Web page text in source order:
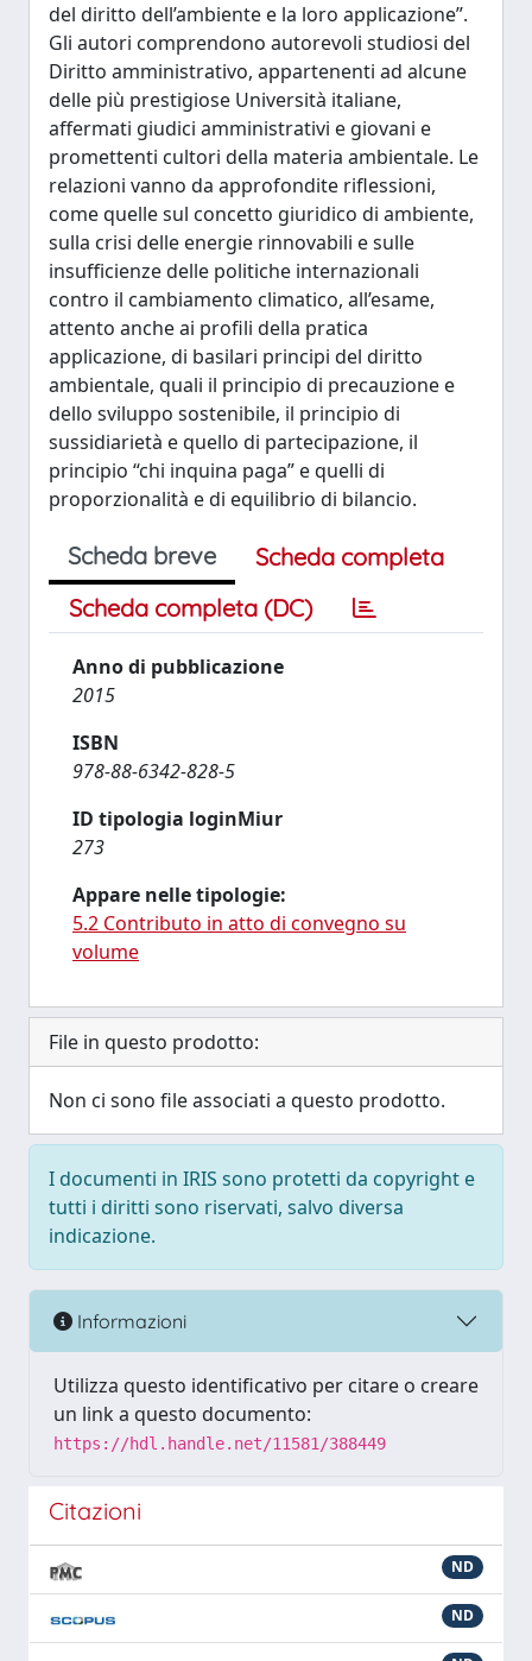
del diritto dell’ambiente e la loro applicazione”.
Gli autori comprendono autorevoli studiosi del
Diritto amministrativo, appartenenti ad alcune
delle più prestigiose Università italiane,
affermati giudici amministrativi e giovani e
promettenti cultori della materia ambientale. Le
relazioni vanno da approfondite riflessioni,
come quelle sul concetto giuridico di ambiente,
sulla crisi delle energie rinnovabili e sulle
insufficienze delle politiche internazionali
contro il cambiamento climatico, all’esame,
attento anche ai profili della pratica
applicazione, di basilari principi del diritto
ambientale, quali il principio di precauzione e
dello sviluppo sostenibile, il principio di
sussidiarietà e quello di partecipazione, il
principio “chi inquina paga” e quelli di
proporzionalità e di equilibrio di bilancio.
Scheda breve
Scheda completa
Scheda completa (DC)
Anno di pubblicazione
2015
ISBN
978-88-6342-828-5
ID tipologia loginMiur
273
Appare nelle tipologie:
5.2 Contributo in atto di convegno su
volume
File in questo prodotto:
Non ci sono file associati a questo prodotto.
I documenti in IRIS sono protetti da copyright e
tutti i diritti sono riservati, salvo diversa
indicazione.
Informazioni
Utilizza questo identificativo per citare o creare
un link a questo documento:
https://hdl.handle.net/11581/388449
Citazioni
ND
ND